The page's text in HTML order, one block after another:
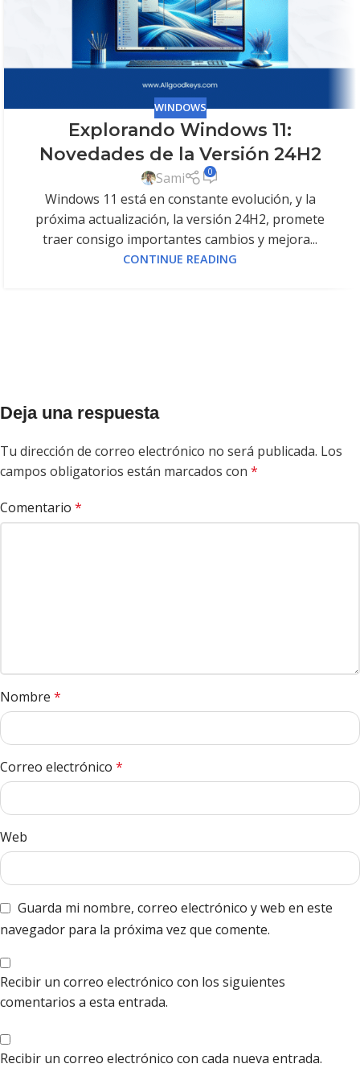
WINDOWS
Explorando Windows 11:
Novedades de la Versión 24H2
Sami 0
Windows 11 está en constante evolución, y la
próxima actualización, la versión 24H2, promete
traer consigo importantes cambios y mejora...
CONTINUE READING
Deja una respuesta
Tu dirección de correo electrónico no será publicada. Los
campos obligatorios están marcados con *
Comentario *
Nombre *
Correo electrónico *
Web
Guarda mi nombre, correo electrónico y web en este
navegador para la próxima vez que comente.
Recibir un correo electrónico con los siguientes
comentarios a esta entrada.
Recibir un correo electrónico con cada nueva entrada.